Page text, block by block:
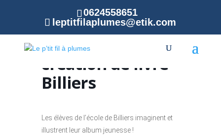
0624558651
leptitfilaplumes@etik.com
Atelier de
création de livre
Billiers
Les élèves de l’école de Billiers imaginent et
illustrent leur album jeunesse !